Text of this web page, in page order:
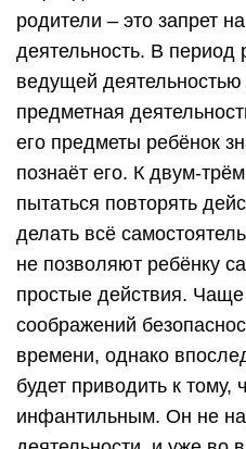
родители – это запрет
деятельность. В период
ведущей деятельностью
предметная
его предметы ребёнок
познаёт его. К двум-
пытаться повторять
делать всё
не позволяют ребёнку
простые действия. Чаще
соображений
времени, однако
будет приводить к тому,
инфантильным. Он не